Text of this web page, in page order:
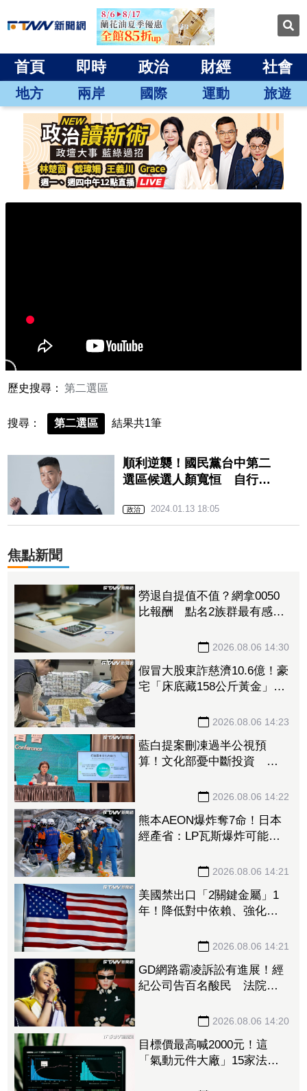
首頁 即時 政治 財經 社會
地方 兩岸 國際 運動 旅遊
歷史搜尋： 第二選區
搜尋： 第二選區 結果共1筆
順利逆襲！國民黨台中第二
選區候選人顏寬恒 自行宣
政治 2024.01.13 18:05
焦點新聞
勞退自提值不值？網拿0050
比報酬 點名2族群最有感：
2026.08.06 14:30
假冒大股東詐慈濟10.6億！豪
宅「床底藏158公斤黃金」
2026.08.06 14:23
藍白提案刪凍過半公視預
算！文化部憂中斷投資 恐
2026.08.06 14:22
熊本AEON爆炸奪7命！日本
經產省：LP瓦斯爆炸可能性
2026.08.06 14:21
美國禁出口「2關鍵金屬」1
年！降低對中依賴、強化軍
2026.08.06 14:21
GD網路霸凌訴訟有進展！經
紀公司告百名酸民 法院最
2026.08.06 14:20
目標價最高喊2000元！這
「氣動元件大廠」15家法人